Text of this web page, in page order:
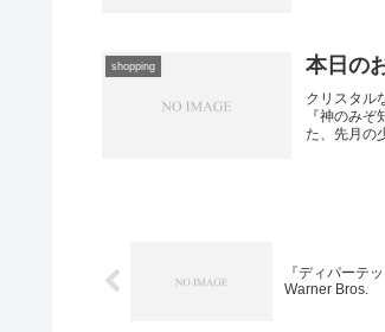
shopping 本日の
クリスタ
『神のみ
た、先月の
『ディパーテ
Warner Bros.